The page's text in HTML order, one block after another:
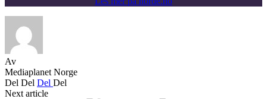
Av
Mediaplanet Norge
Del Del Del Del
Next article